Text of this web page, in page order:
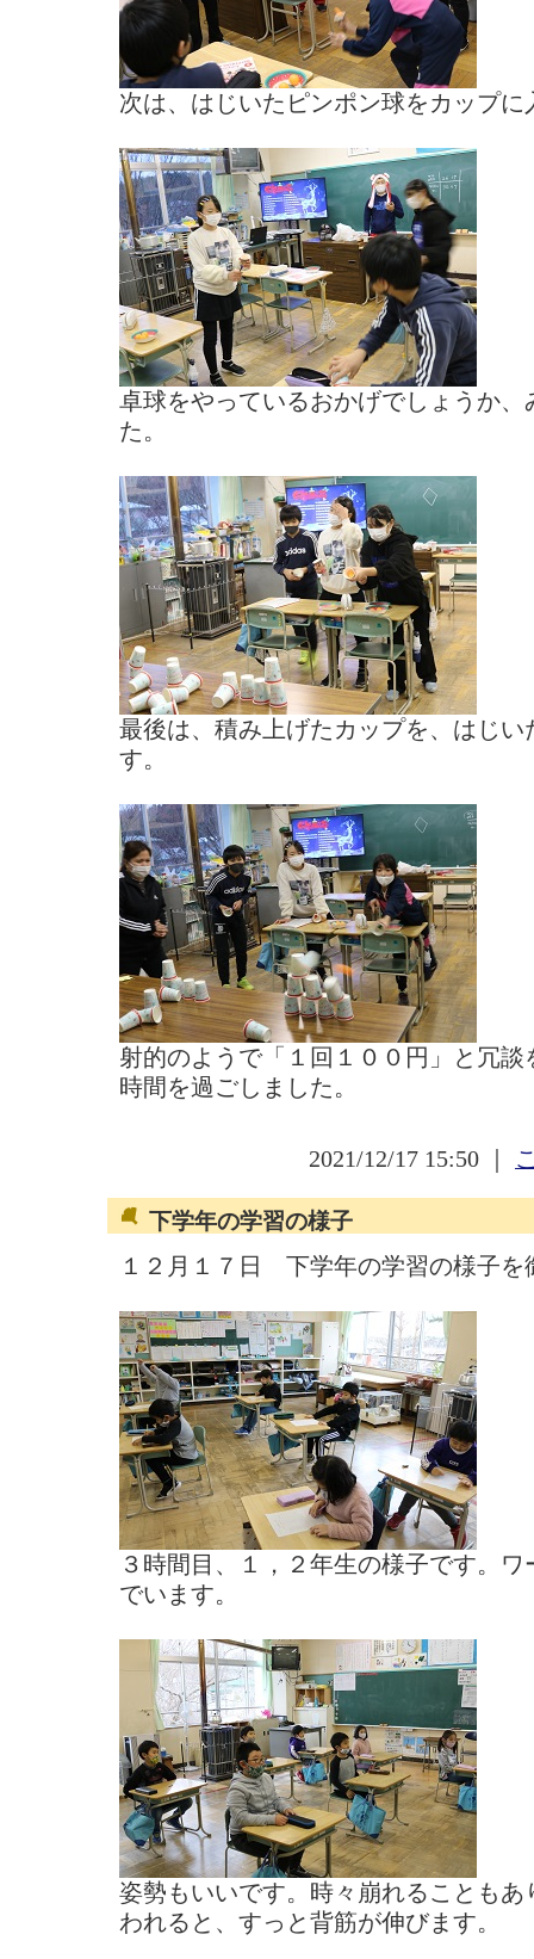
次は、はじいたピンポン球をカップに
卓球をやっているおかげでしょうか
た。
最後は、積み上げたカップを、はじ
す。
射的のようで「１回１００円」と冗
時間を過ごしました。
2021/12/17 15:50 ｜
下学年の学習の様子
１２月１７日 下学年の学習の様子を
３時間目、１，２年生の様子です。
でいます。
姿勢もいいです。時々崩れることも
われると、すっと背筋が伸びます。